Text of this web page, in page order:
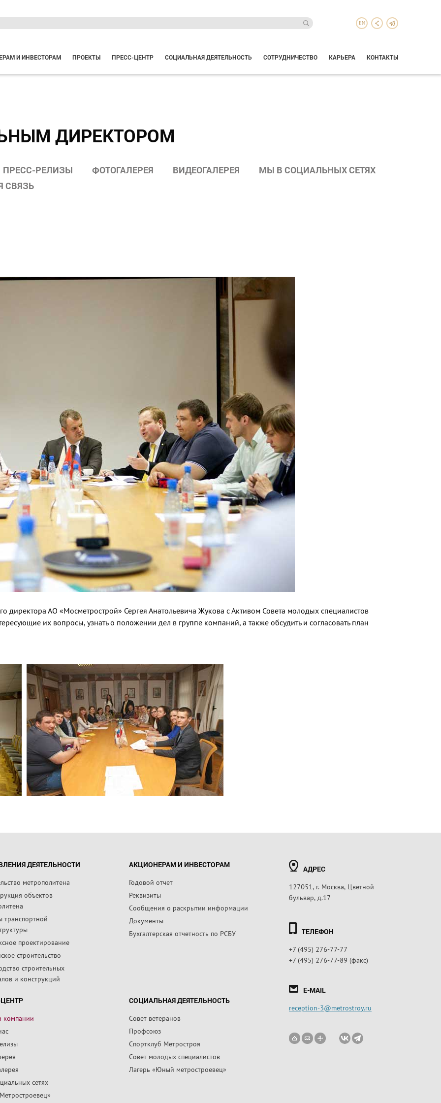
EN
И ИНВЕСТОРАМ ПРОЕКТЫ ПРЕСС-ЦЕНТР СОЦИАЛЬНАЯ ДЕЯТЕЛЬНОСТЬ СОТРУДНИЧЕСТВО КАРЬЕРА КОНТАКТЫ
ДИРЕКТОРОМ
ПРЕСС-РЕЛИЗЫ ФОТОГАЛЕРЕЯ ВИДЕОГАЛЕРЕЯ
МЫ В СОЦИАЛЬНЫХ СЕТЯХ
СВЯЗЬ
директора АО «Мосметрострой» Сергея Анатольевича Жукова с Активом Совета молодых специалистов
их вопросы, узнать о положении дел в группе компаний, а также обсудить и согласовать план
ДЕЯТЕЛЬНОСТИ
метрополитена
объектов
транспортной
проектирование
строительство
строительных
и конструкций
АКЦИОНЕРАМ И ИНВЕСТОРАМ
Годовой отчет
Реквизиты
Сообщения о раскрытии информации
Документы
Бухгалтерская отчетность по РСБУ
компании
сетях
СОЦИАЛЬНАЯ ДЕЯТЕЛЬНОСТЬ
Совет ветеранов
Профсоюз
Спортклуб Метростроя
Совет молодых специалистов
Лагерь «Юный метростроевец»
АДРЕС
127051, г. Москва, Цветной
бульвар, д.17
ТЕЛЕФОН
+7 (495) 276-77-77
+7 (495) 276-77-89 (факс)
E-MAIL
reception-3@metrostroy.ru